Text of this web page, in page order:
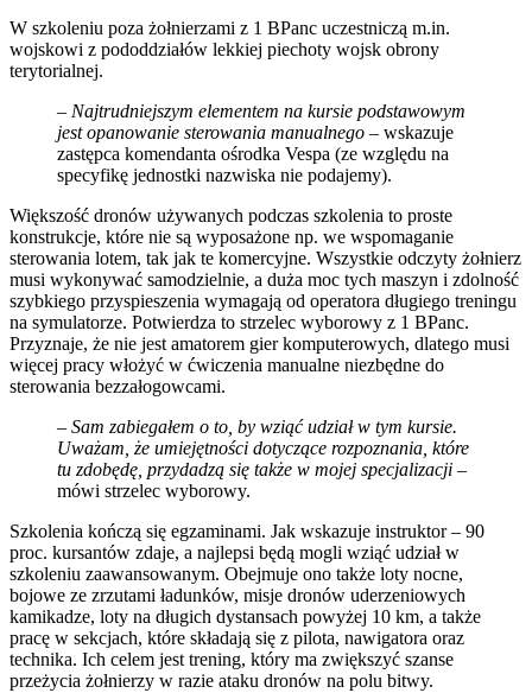
W szkoleniu poza żołnierzami z 1 BPanc uczestniczą m.in.
wojskowi z pododdziałów lekkiej piechoty wojsk obrony
terytorialnej.
– Najtrudniejszym elementem na kursie podstawowym
jest opanowanie sterowania manualnego – wskazuje
zastępca komendanta ośrodka Vespa (ze względu na
specyfikę jednostki nazwiska nie podajemy).
Większość dronów używanych podczas szkolenia to proste
konstrukcje, które nie są wyposażone np. we wspomaganie
sterowania lotem, tak jak te komercyjne. Wszystkie odczyty żołnierz
musi wykonywać samodzielnie, a duża moc tych maszyn i zdolność
szybkiego przyspieszenia wymagają od operatora długiego treningu
na symulatorze. Potwierdza to strzelec wyborowy z 1 BPanc.
Przyznaje, że nie jest amatorem gier komputerowych, dlatego musi
więcej pracy włożyć w ćwiczenia manualne niezbędne do
sterowania bezzałogowcami.
– Sam zabiegałem o to, by wziąć udział w tym kursie.
Uważam, że umiejętności dotyczące rozpoznania, które
tu zdobędę, przydadzą się także w mojej specjalizacji –
mówi strzelec wyborowy.
Szkolenia kończą się egzaminami. Jak wskazuje instruktor – 90
proc. kursantów zdaje, a najlepsi będą mogli wziąć udział w
szkoleniu zaawansowanym. Obejmuje ono także loty nocne,
bojowe ze zrzutami ładunków, misje dronów uderzeniowych
kamikadze, loty na długich dystansach powyżej 10 km, a także
pracę w sekcjach, które składają się z pilota, nawigatora oraz
technika. Ich celem jest trening, który ma zwiększyć szanse
przeżycia żołnierzy w razie ataku dronów na polu bitwy.